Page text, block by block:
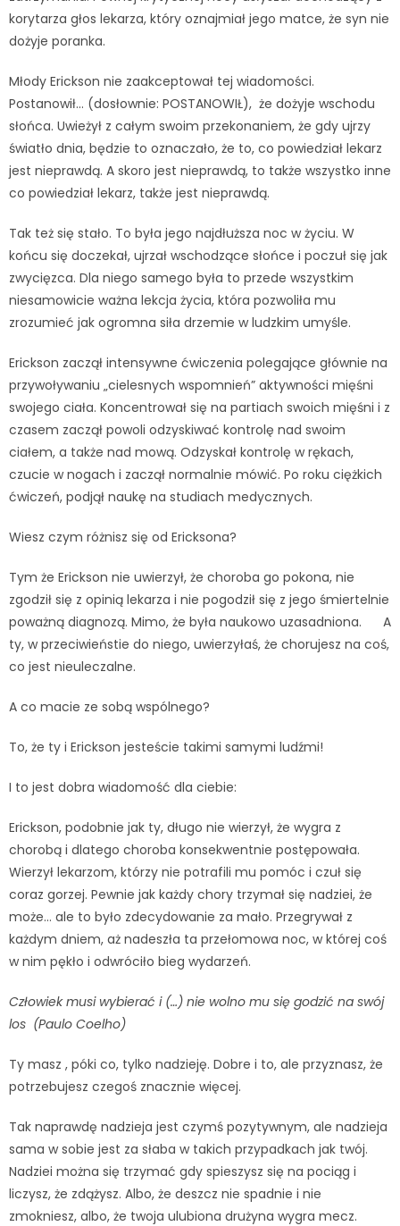
korytarza głos lekarza, który oznajmiał jego matce, że syn nie
dożyje poranka.
Młody Erickson nie zaakceptował tej wiadomości.
Postanowił… (dosłownie: POSTANOWIŁ), że dożyje wschodu
słońca. Uwieżył z całym swoim przekonaniem, że gdy ujrzy
światło dnia, będzie to oznaczało, że to, co powiedział lekarz
jest nieprawdą. A skoro jest nieprawdą, to także wszystko inne
co powiedział lekarz, także jest nieprawdą.
Tak też się stało. To była jego najdłuższa noc w życiu. W
końcu się doczekał, ujrzał wschodzące słońce i poczuł się jak
zwycięzca. Dla niego samego była to przede wszystkim
niesamowicie ważna lekcja życia, która pozwoliła mu
zrozumieć jak ogromna siła drzemie w ludzkim umyśle.
Erickson zaczął intensywne ćwiczenia polegające głównie na
przywoływaniu „cielesnych wspomnień” aktywności mięśni
swojego ciała. Koncentrował się na partiach swoich mięśni i z
czasem zaczął powoli odzyskiwać kontrolę nad swoim
ciałem, a także nad mową. Odzyskał kontrolę w rękach,
czucie w nogach i zaczął normalnie mówić. Po roku ciężkich
ćwiczeń, podjął naukę na studiach medycznych.
Wiesz czym różnisz się od Ericksona?
Tym że Erickson nie uwierzył, że choroba go pokona, nie
zgodził się z opinią lekarza i nie pogodził się z jego śmiertelnie
poważną diagnozą. Mimo, że była naukowo uzasadniona. A
ty, w przeciwieństie do niego, uwierzyłaś, że chorujesz na coś,
co jest nieuleczalne.
A co macie ze sobą wspólnego?
To, że ty i Erickson jesteście takimi samymi ludźmi!
I to jest dobra wiadomość dla ciebie:
Erickson, podobnie jak ty, długo nie wierzył, że wygra z
chorobą i dlatego choroba konsekwentnie postępowała.
Wierzył lekarzom, którzy nie potrafili mu pomóc i czuł się
coraz gorzej. Pewnie jak każdy chory trzymał się nadziei, że
może… ale to było zdecydowanie za mało. Przegrywał z
każdym dniem, aż nadeszła ta przełomowa noc, w której coś
w nim pękło i odwróciło bieg wydarzeń.
Człowiek musi wybierać i (…) nie wolno mu się godzić na swój
los (Paulo Coelho)
Ty masz , póki co, tylko nadzieję. Dobre i to, ale przyznasz, że
potrzebujesz czegoś znacznie więcej.
Tak naprawdę nadzieja jest czymś pozytywnym, ale nadzieja
sama w sobie jest za słaba w takich przypadkach jak twój.
Nadziei można się trzymać gdy spieszysz się na pociąg i
liczysz, że zdążysz. Albo, że deszcz nie spadnie i nie
zmokniesz, albo, że twoja ulubiona drużyna wygra mecz.